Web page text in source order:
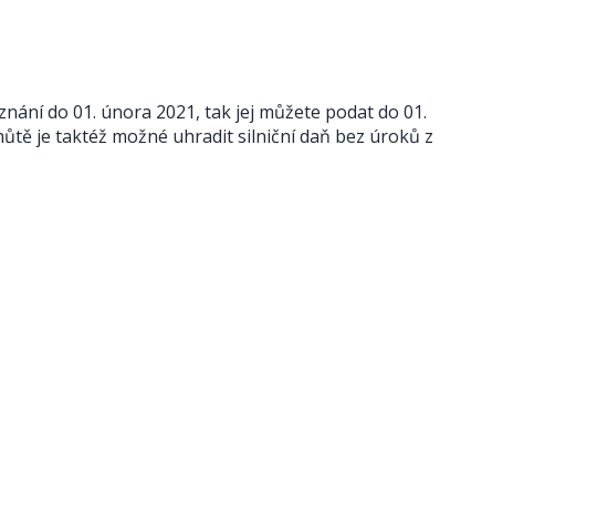
do 01. února 2021, tak jej můžete podat do 01.
je taktéž možné uhradit silniční daň bez úroků z